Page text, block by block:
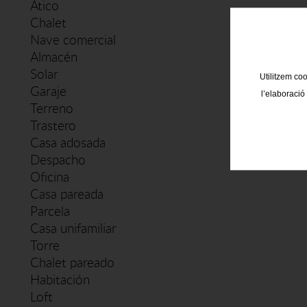
Ático
Chalet
Nave comercial
Almacén
Solar
Garaje
Terreno
Trastero
Casa adosada
Despacho
Oficina
Casa pareada
Parcela
Casa unifamiliar
Torre
Chalet pareado
Habitación
Loft
Utilitzem